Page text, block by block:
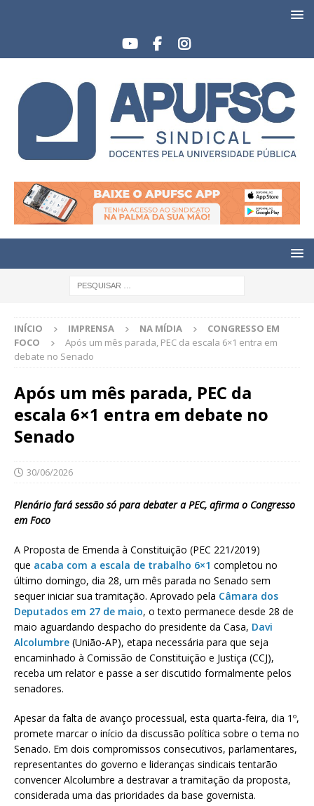
INÍCIO IMPRENSA NA MÍDIA
CONGRESSO EM
FOCO
Após um mês parada, PEC da escala 6×1 entra em
debate no Senado
Após um mês parada, PEC da
escala 6×1 entra em debate no
Senado
30/06/2026
Plenário fará sessão só para debater a PEC, afirma o Congresso
em Foco
A Proposta de Emenda à Constituição (PEC 221/2019)
que acaba com a escala de trabalho 6×1 completou no
último domingo, dia 28, um mês parada no Senado sem
sequer iniciar sua tramitação. Aprovado pela Câmara dos
Deputados em 27 de maio, o texto permanece desde 28 de
maio aguardando despacho do presidente da Casa, Davi
Alcolumbre (União-AP), etapa necessária para que seja
encaminhado à Comissão de Constituição e Justiça (CCJ),
receba um relator e passe a ser discutido formalmente pelos
senadores.
Apesar da falta de avanço processual, esta quarta-feira, dia 1º,
promete marcar o início da discussão política sobre o tema no
Senado. Em dois compromissos consecutivos, parlamentares,
representantes do governo e lideranças sindicais tentarão
convencer Alcolumbre a destravar a tramitação da proposta,
considerada uma das prioridades da base governista.